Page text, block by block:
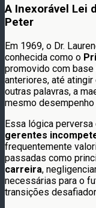
A Inexorável Lei
Peter
Em 1969, o Dr.
conhecida como o
promovido com
anteriores, até
outras palavras, a
mesmo desempenho
Essa lógica
gerentes
frequentemente
passadas como
carreira,
necessárias para o
transições